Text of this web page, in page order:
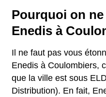
Pourquoi on
Enedis à
Il ne faut pas vous
Enedis à Coulombiers,
que la ville est sous
Distribution). En fait,